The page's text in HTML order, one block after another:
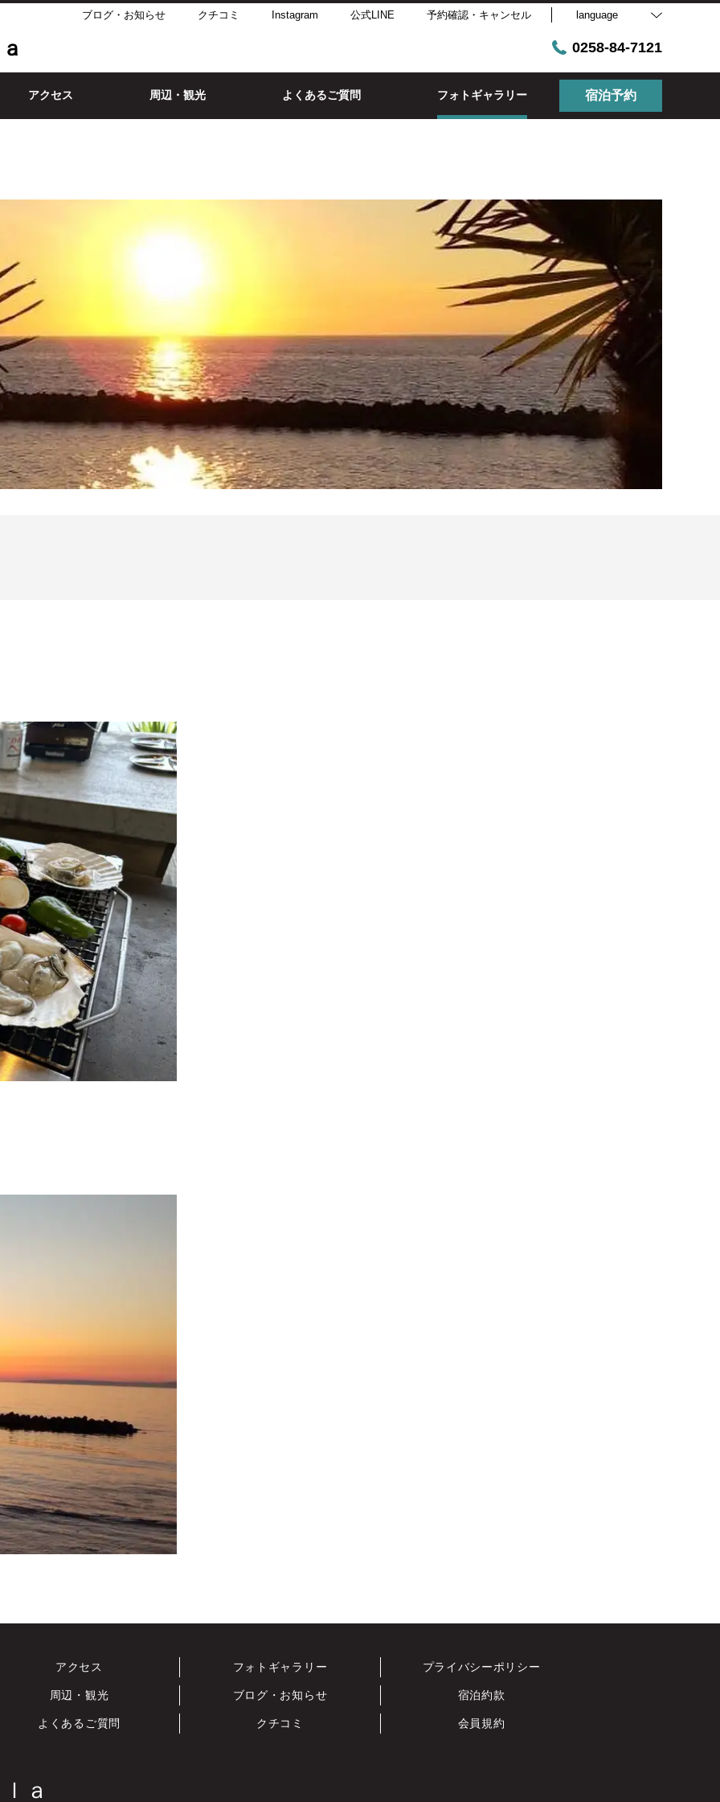
ブログ・お知らせ クチコミ Instagram 公式LINE 予約確認・キャンセル language
0258-84-7121
アクセス 周辺・観光 よくあるご質問 フォトギャラリー 宿泊予約
アクセス
周辺・観光
よくあるご質問
フォトギャラリー
ブログ・お知らせ
クチコミ
プライバシーポリシー
宿泊約款
会員規約
ａ